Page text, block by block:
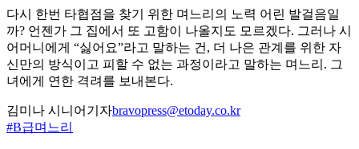
다시 한번 타협점을 찾기 위한 며느리의 노력 어린 발걸음일
까? 언젠가 그 집에서 또 고함이 나올지도 모르겠다. 그러나 시
어머니에게 “싫어요”라고 말하는 건, 더 나은 관계를 위한 자
신만의 방식이고 피할 수 없는 과정이라고 말하는 며느리. 그
녀에게 연한 격려를 보내본다.
김미나 시니어기자bravopress@etoday.co.kr
#B급며느리